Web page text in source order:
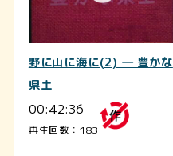
野に山に海に(2) ― 豊かな
県土
00:42:36
再生回数：183